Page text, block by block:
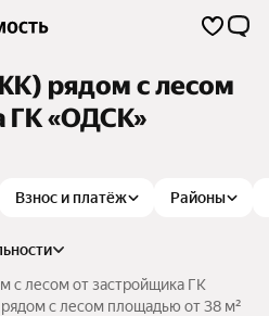
рядом с лесом
ГК «ОДСК»
Взнос и платёж Районы
с лесом от застройщика ГК
с лесом площадью от 38 м²